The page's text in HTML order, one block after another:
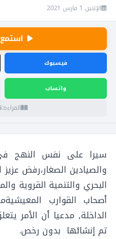
الإثنين 1 مارس 2021
فيسبوك
واتساب
القراءة:5
سيرا على نفس النهج
والصيادين الصغار،رفض
البحري والتنمية القروية
أصحاب القوارب
الداخلة, مدعيا أن الأمر
تم إنشائها بدون رخص.